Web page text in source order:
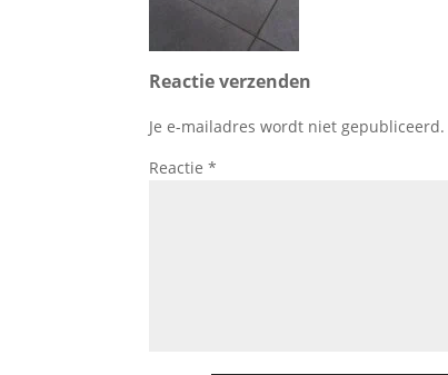
Reactie verzenden
Je e-mailadres wordt niet gepubliceerd.
Reactie*